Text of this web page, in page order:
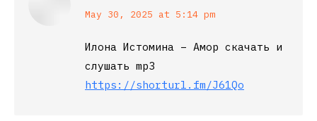
says:
May 30, 2025 at 5:14 pm
Илона Истомина – Амор скачать и
слушать mp3
https://shorturl.fm/J61Qo